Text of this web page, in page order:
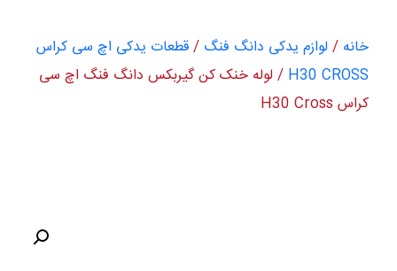
خانه / لوازم یدکی دانگ فنگ /قطعات یدکی اچ سی کراس
H30 CROSS / لوله خنک کن گیربکس دانگ فنگ اچ سی
کراس H30 Cross